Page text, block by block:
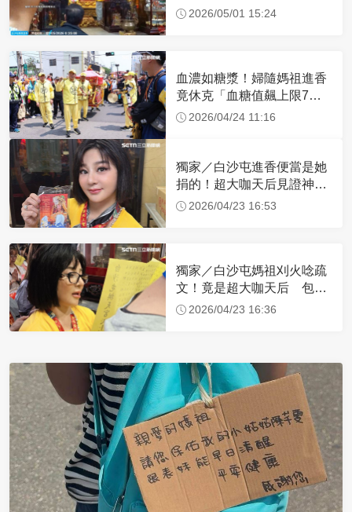
2026/05/01 15:24
血濃如糖漿！婦隨媽祖進香
竟休克「血糖值飆上限7
倍」 醫曝原因
2026/04/24 11:16
獨家／白沙屯進香便當是她
捐的！超大咖天后見證神
蹟 一靠近媽祖就爆哭
2026/04/23 16:53
獨家／白沙屯媽祖刈火唸疏
文！竟是超大咖天后 包尿
布忍尿5小時不喊累
2026/04/23 16:36